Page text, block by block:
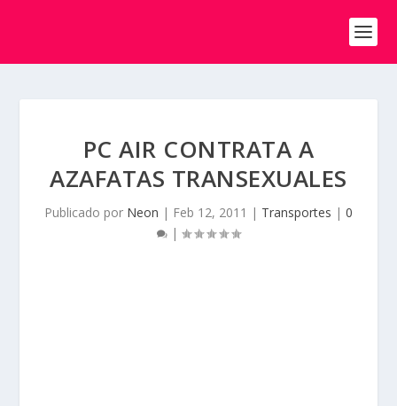
PC AIR CONTRATA A
AZAFATAS TRANSEXUALES
Publicado por Neon | Feb 12, 2011 | Transportes | 0
|